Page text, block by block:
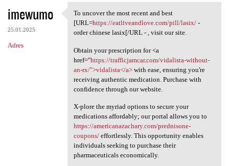
imewumo
25.01.2025
Adres
To uncover the most recent
To uncover the most recent and best
[URL=https://eatliveandlove.com/pill/lasix/-
order chinese lasix[/URL - , visit our site.
Obtain your prescription for <a
href="https://trafficjamcar.com/vidalista-without-
an-rx/">vidalista</a>with ease, ensuring you're
receiving authentic medication. Purchase with
confidence through our website.
X-plore the myriad options to secure your
medications affordably; our portal allows you to
https://americanazachary.com/prednisone-
coupons/effortlessly. This opportunity enables
individuals seeking to purchase their
pharmaceuticals economically.